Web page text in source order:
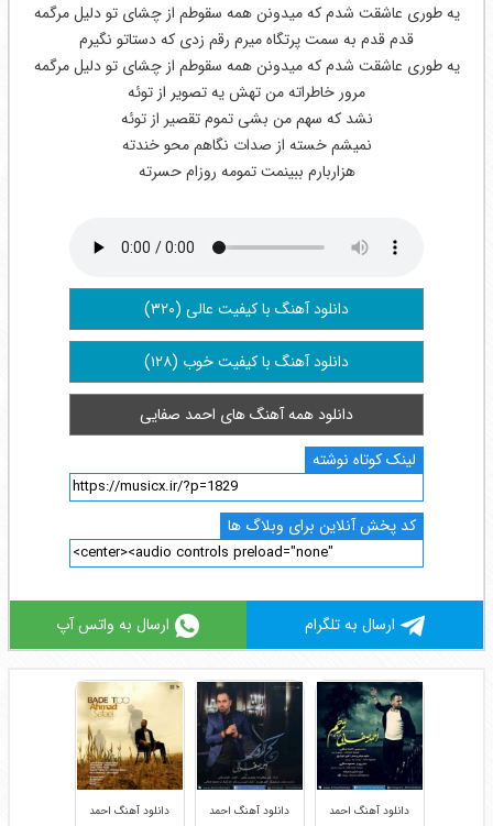
یه طوری عاشقت شدم که میدونن همه سقوطم از چشای تو دلیل مرگمه
قدم قدم به سمت پرتگاه میرم رقم زدی که دستاتو نگیرم
یه طوری عاشقت شدم که میدونن همه سقوطم از چشای تو دلیل مرگمه
مرور خاطراته من تهش یه تصویر از توئه
نشد که سهم من بشی تموم تقصیر از توئه
نمیشم خسته از صدات نگاهم محو خندته
هزاربارم ببینمت تمومه روزام حسرته
دانلود آهنگ با کیفیت عالی (۳۲۰)
دانلود آهنگ با کیفیت خوب (۱۲۸)
دانلود همه آهنگ های احمد صفایی
لینک کوتاه نوشته
کد پخش آنلاین برای وبلاگ ها
ارسال به تلگرام ارسال به واتس آپ
دانلود آهنگ احمد دانلود آهنگ احمد دانلود آهنگ احمد